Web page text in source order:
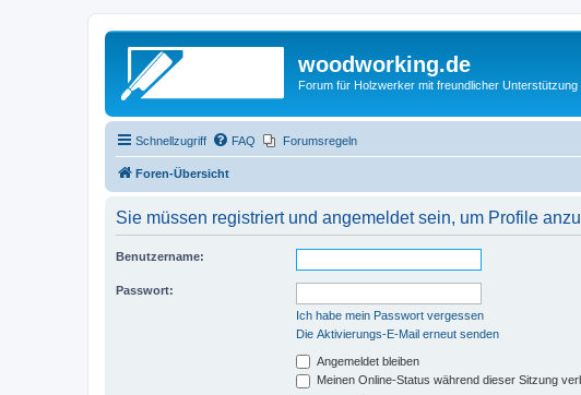
woodworking.de
Forum für Holzwerker mit freundlicher
Schnellzugriff FAQ Forumsregeln
Foren-Übersicht
Sie müssen registriert und angemeldet sein, um Profile
Benutzername:
Passwort:
Ich habe mein Passwort vergessen
Die Aktivierungs-E-Mail erneut senden
Angemeldet bleiben
Meinen Online-Status während dieser Sitzung